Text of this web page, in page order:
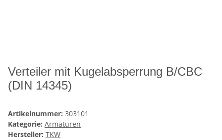
Verteiler mit Kugelabsperrung B/CBC
(DIN 14345)
Artikelnummer: 303101
Kategorie: Armaturen
Hersteller: TKW